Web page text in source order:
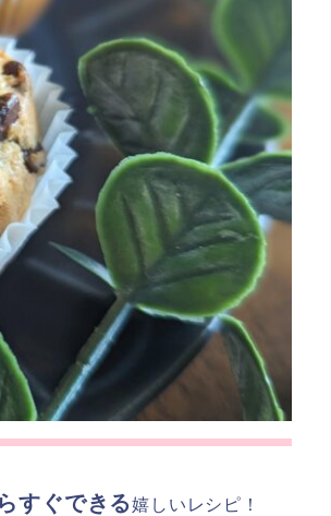
すぐできる嬉しいレシピ！